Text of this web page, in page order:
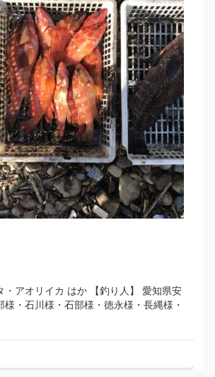
・アオリイカ はか 【釣り人】 愛知県安
・石川様・石部様・徳永様・長縄様・